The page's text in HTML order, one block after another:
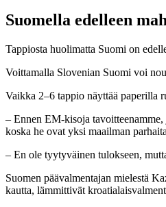
Suomella edelleen
Tappiosta huolimatta Suomi on
Voittamalla Slovenian Suomi voi
Vaikka 2–6 tappio näyttää paperilla
– Ennen EM-kisoja
koska he ovat yksi maailman
– En ole tyytyväinen tulokseen,
Suomen päävalmentajan mielestä
kautta, lämmittivät